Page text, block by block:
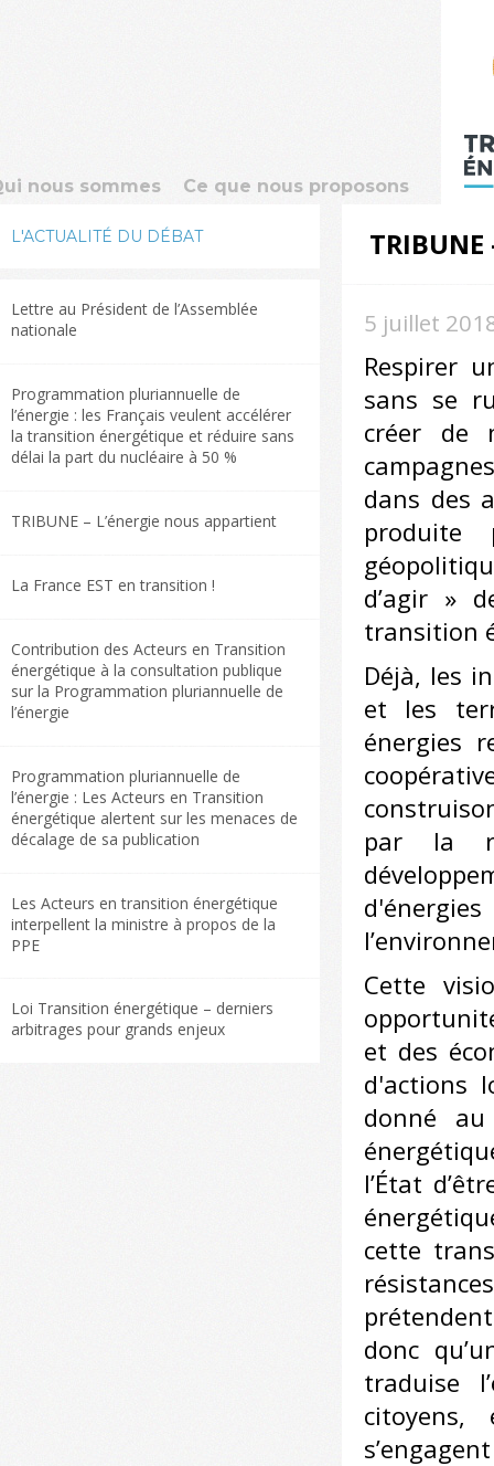
nous sommes Ce que nous proposons
L'ACTUALITÉ DU DÉBAT
Lettre au Président de l’Assemblée
nationale
Programmation pluriannuelle de
l’énergie : les Français veulent accélérer
la transition énergétique et réduire sans
délai la part du nucléaire à 50 %
TRIBUNE – L’énergie nous appartient
La France EST en transition !
Contribution des Acteurs en Transition
énergétique à la consultation publique
sur la Programmation pluriannuelle de
l’énergie
Programmation pluriannuelle de
l’énergie : Les Acteurs en Transition
énergétique alertent sur les menaces de
décalage de sa publication
Les Acteurs en transition énergétique
interpellent la ministre à propos de la
PPE
Loi Transition énergétique – derniers
arbitrages pour grands enjeux
TRIBUNE
5 juillet
Respirer
sans se
créer de
dans des
produite
d’agir »
transition
Déjà, les
et les
énergies
par la
Cette
et des
d'actions
donné
l’État
cette
donc
traduise
citoyens,